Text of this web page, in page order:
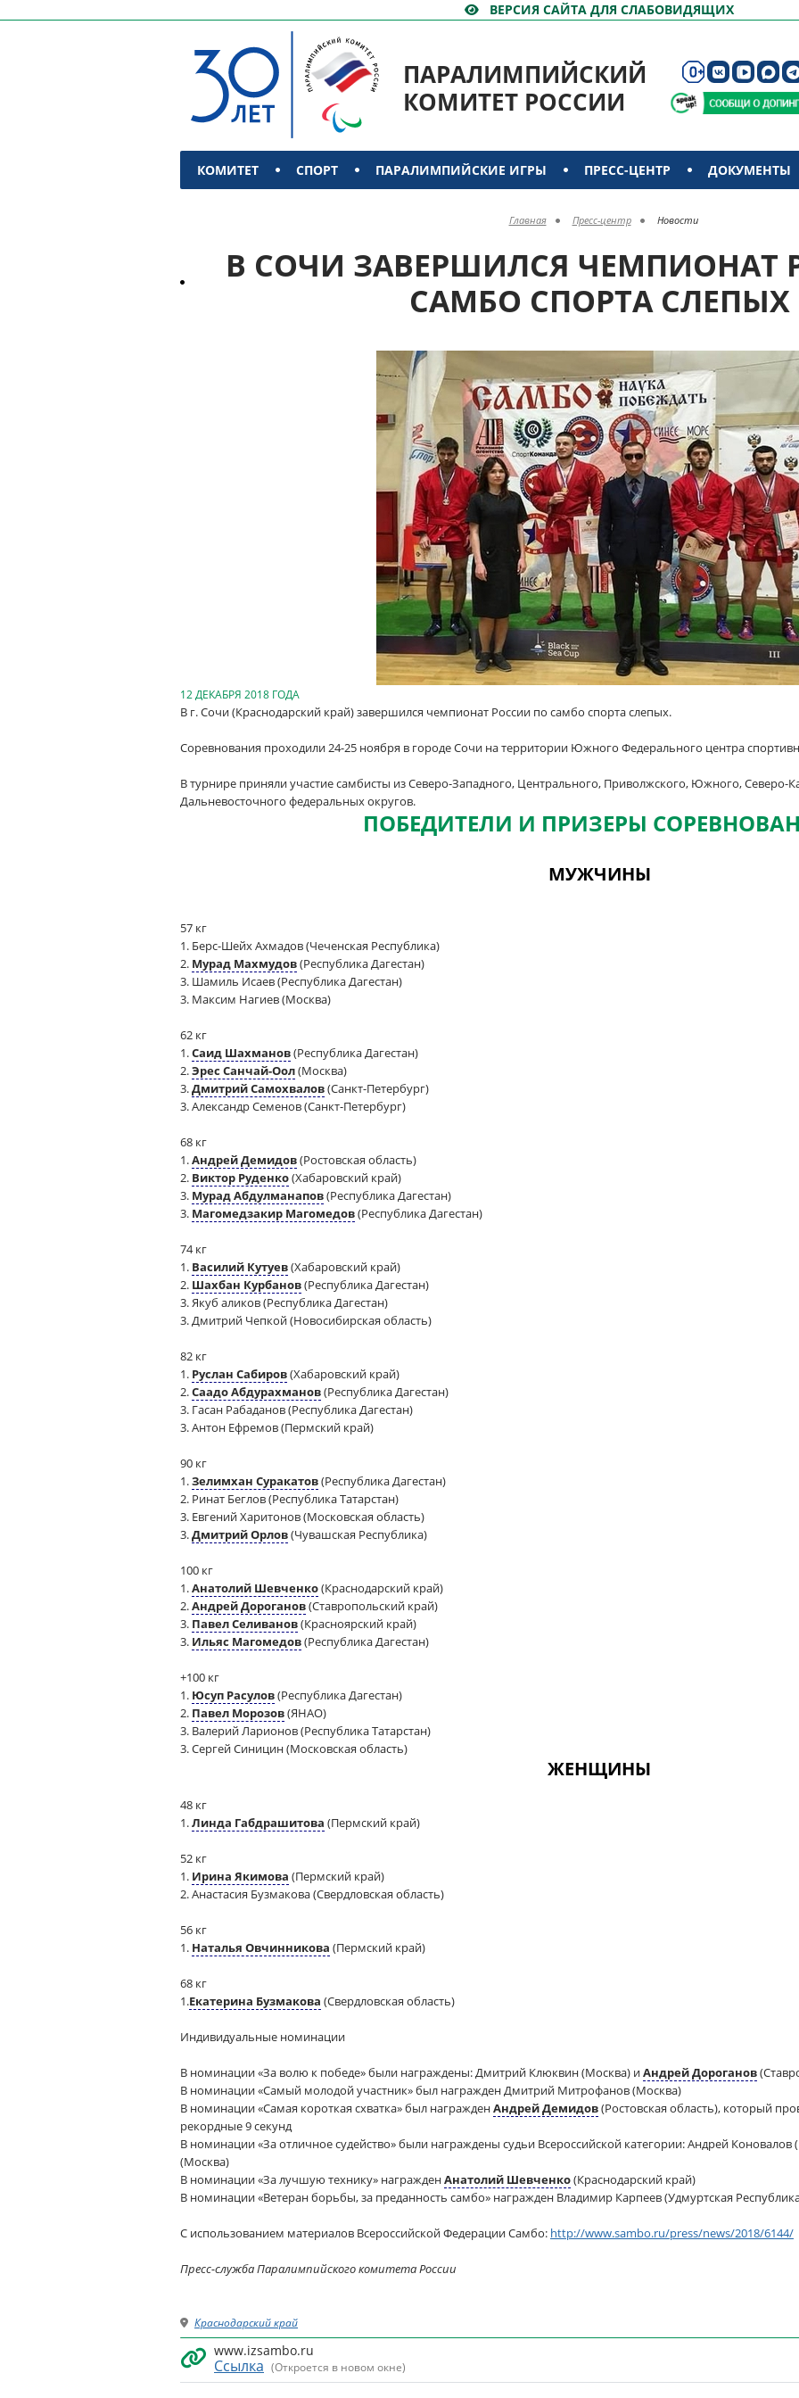
ВЕРСИЯ САЙТА ДЛЯ СЛАБОВИДЯЩИХ
ПАРАЛИМПИЙСКИЙ
КОМИТЕТ РОССИИ
КОМИТЕТ СПОРТ ПАРАЛИМПИЙСКИЕ ИГРЫ ПРЕСС-ЦЕНТР ДОКУМЕНТЫ
Главная Пресс-центр Новости
В СОЧИ ЗАВЕРШИЛСЯ ЧЕМПИОНАТ
САМБО СПОРТА СЛЕПЫХ
12 ДЕКАБРЯ 2018 ГОДА
В г. Сочи (Краснодарский край) завершился чемпионат России по самбо спорта слепых.
Соревнования проходили 24-25 ноября в городе Сочи на территории Южного Федерального центра
В турнире приняли участие самбисты из Северо-Западного, Центрального, Приволжского, Южного, Северо-
Дальневосточного федеральных округов.
ПОБЕДИТЕЛИ И ПРИЗЕРЫ
МУЖЧИНЫ
57 кг
1. Берс-Шейх Ахмадов (Чеченская Республика)
2. Мурад Махмудов(Республика Дагестан)
3. Шамиль Исаев (Республика Дагестан)
3. Максим Нагиев (Москва)
62 кг
1.Саид Шахманов(Республика Дагестан)
2.Эрес Санчай-Оол(Москва)
3.Дмитрий Самохвалов(Санкт-Петербург)
3. Александр Семенов (Санкт-Петербург)
68 кг
1.Андрей Демидов(Ростовская область)
2. Виктор Руденко(Хабаровский край)
3. Мурад Абдулманапов(Республика Дагестан)
3. Магомедзакир Магомедов(Республика Дагестан)
74 кг
1. Василий Кутуев(Хабаровский край)
2. Шахбан Курбанов(Республика Дагестан)
3. Якуб аликов (Республика Дагестан)
3. Дмитрий Чепкой (Новосибирская область)
82 кг
1. Руслан Сабиров(Хабаровский край)
2.Саадо Абдурахманов(Республика Дагестан)
3. Гасан Рабаданов (Республика Дагестан)
3. Антон Ефремов (Пермский край)
90 кг
1.Зелимхан Суракатов(Республика Дагестан)
2. Ринат Беглов (Республика Татарстан)
3. Евгений Харитонов (Московская область)
3.Дмитрий Орлов(Чувашская Республика)
100 кг
1.Анатолий Шевченко(Краснодарский край)
2.Андрей Дороганов(Ставропольский край)
3. Павел Селиванов(Красноярский край)
3. Ильяс Магомедов(Республика Дагестан)
+100 кг
1. Юсуп Расулов(Республика Дагестан)
2. Павел Морозов(ЯНАО)
3. Валерий Ларионов (Республика Татарстан)
3. Сергей Синицин (Московская область)
ЖЕНЩИНЫ
48 кг
1.Линда Габдрашитова (Пермский край)
52 кг
1. Ирина Якимова (Пермский край)
2. Анастасия Бузмакова (Свердловская область)
56 кг
1. Наталья Овчинникова (Пермский край)
68 кг
1.Екатерина Бузмакова (Свердловская область)
Индивидуальные номинации
В номинации «За волю к победе» были награждены: Дмитрий Клюквин (Москва) иАндрей Дороганов
В номинации «Самый молодой участник» был награжден Дмитрий Митрофанов (Москва)
В номинации «Самая короткая схватка» был награжденАндрей Демидов(Ростовская область), который
рекордные 9 секунд
В номинации «За отличное судейство» были награждены судьи Всероссийской категории: Андрей
(Москва)
В номинации «За лучшую технику» награжденАнатолий Шевченко(Краснодарский край)
В номинации «Ветеран борьбы, за преданность самбо» награжден Владимир Карпеев (Удмуртская
С использованием материалов Всероссийской Федерации Самбо: http://www.sambo.ru/press/news/2018/6144/
Пресс-служба Паралимпийского комитета России
Краснодарский край
www.izsambo.ru
Ссылка (Откроется в новом окне)